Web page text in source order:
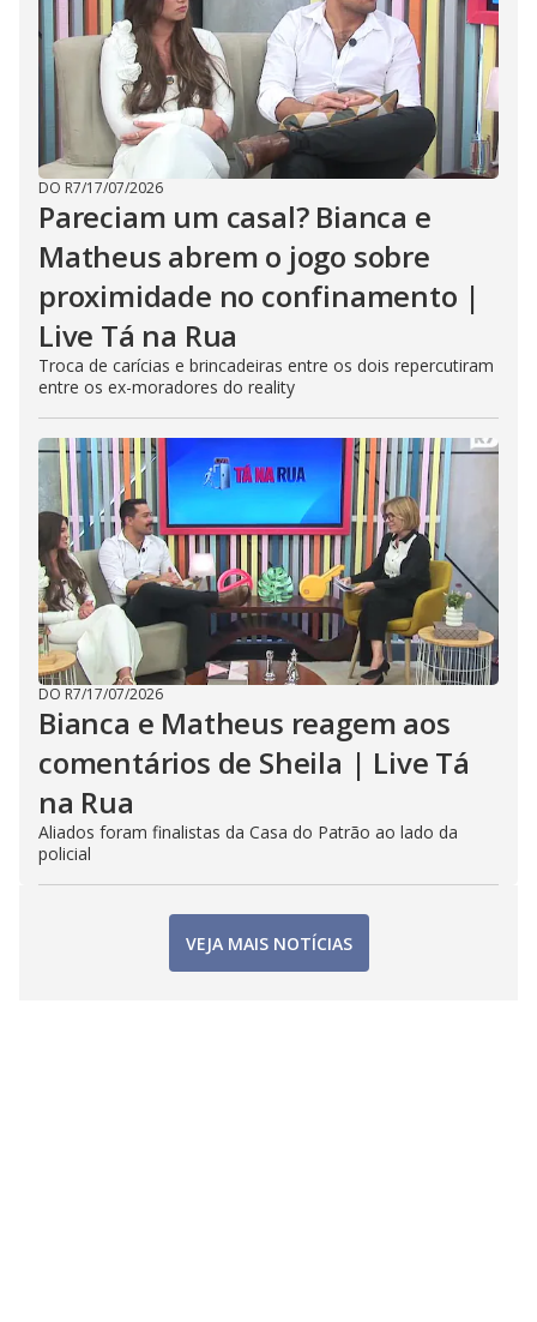
DO R7/17/07/2026
Pareciam um casal? Bianca e
Matheus abrem o jogo sobre
proximidade no confinamento |
Live Tá na Rua
Troca de carícias e brincadeiras entre os dois repercutiram
entre os ex-moradores do reality
DO R7/17/07/2026
Bianca e Matheus reagem aos
comentários de Sheila | Live Tá
na Rua
Aliados foram finalistas da Casa do Patrão ao lado da
policial
VEJA MAIS NOTÍCIAS